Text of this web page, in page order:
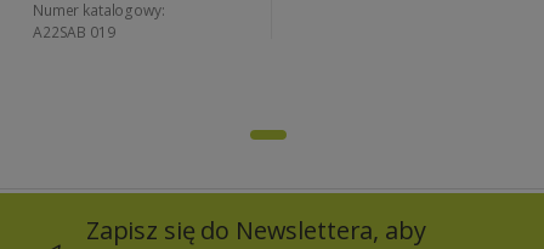
Numer katalogowy:
A22SAB 019
Zapisz się do Newslettera, aby